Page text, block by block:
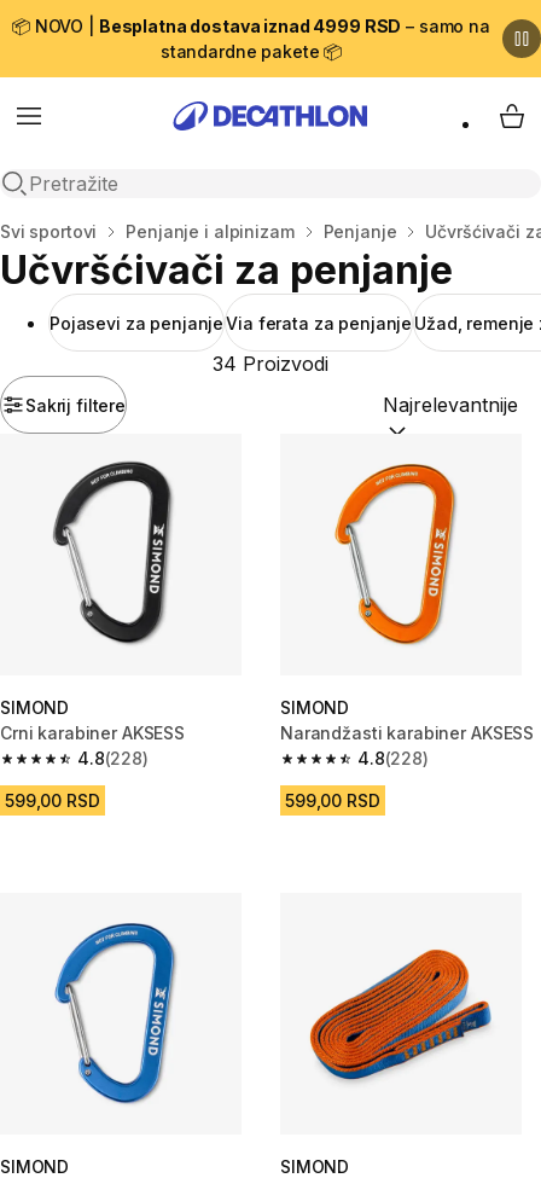
📦 NOVO | Besplatna dostava iznad 4999 RSD – samo na
standardne pakete 📦
Menu
Open search
My
Početna stranica
Svi sportovi Penjanje i alpinizam Penjanje Učvršćivači
Učvršćivači za penjanje
Pojasevi za penjanjeVia ferata za penjanje Užad,
Sakrij filtere
34 Proizvodi
Sortiraj po:
SIMOND
Crni karabiner AKSESS
4.8
4.8 od 5 zvezdica from 228 Recenzije
(228)
599,00 RSD
SIMOND
Narandžasti karabiner AKSESS
4.8
4.8 od 5 zvezdica from 228
(228)
599,00 RSD
SIMOND
SIMOND